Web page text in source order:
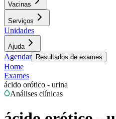
Vacinas
Serviços
Unidades
Ajuda
Agendar Resultados de exames
Home
Exames
ácido orótico - urina
Análises clínicas